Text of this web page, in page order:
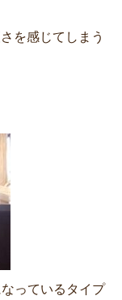
を感じてしまう
っているタイプ